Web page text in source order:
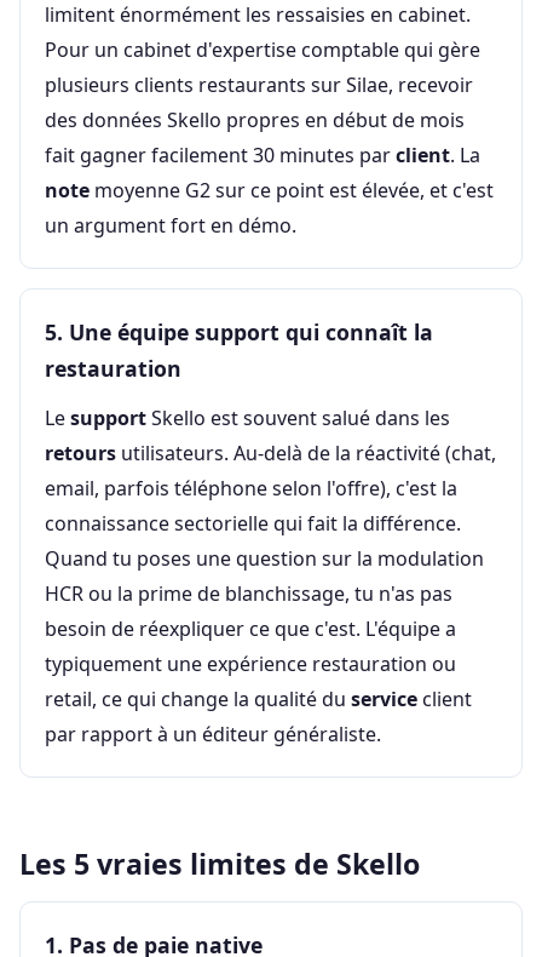
limitent énormément les ressaisies en cabinet.
Pour un cabinet d'expertise comptable qui gère
plusieurs clients restaurants sur Silae, recevoir
des données Skello propres en début de mois
fait gagner facilement 30 minutes parclient. La
note moyenne G2 sur ce point est élevée, et c'est
un argument fort en démo.
5. Une équipe support qui connaît la
restauration
LesupportSkello est souvent salué dans les
retours utilisateurs. Au-delà de la réactivité (chat,
email, parfois téléphone selon l'offre), c'est la
connaissance sectorielle qui fait la différence.
Quand tu poses une question sur la modulation
HCR ou la prime de blanchissage, tu n'as pas
besoin de réexpliquer ce que c'est. L'équipe a
typiquement une expérience restauration ou
retail, ce qui change la qualité du serviceclient
par rapport à un éditeur généraliste.
Les 5 vraies limites de Skello
1. Pas de paie native